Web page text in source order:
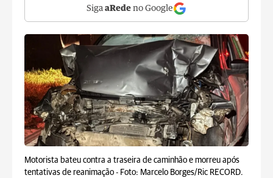
Siga aRede no Google
Motorista bateu contra a traseira de caminhão e morreu após
tentativas de reanimação - Foto: Marcelo Borges/Ric RECORD.